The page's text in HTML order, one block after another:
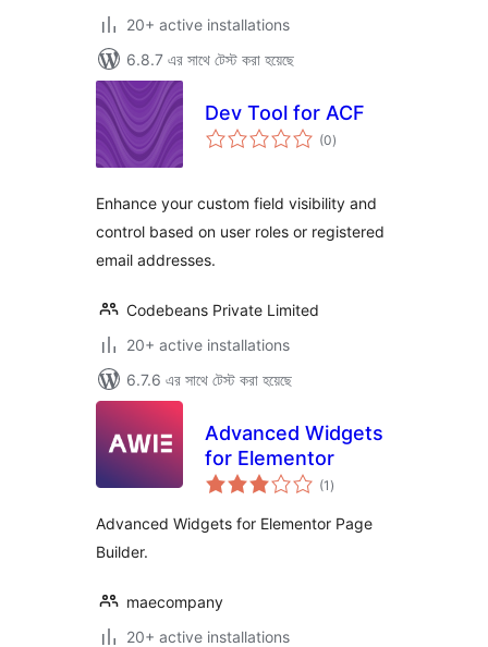
20+ active installations
6.8.7 এর সাথে টেস্ট করা হয়েছে
Dev Tool for ACF
(0total
ratings
)
Enhance your custom field visibility and
control based on user roles or registered
email addresses.
Codebeans Private Limited
20+ active installations
6.7.6 এর সাথে টেস্ট করা হয়েছে
Advanced Widgets
for Elementor
(1 total
ratings
)
Advanced Widgets for Elementor Page
Builder.
maecompany
20+ active installations